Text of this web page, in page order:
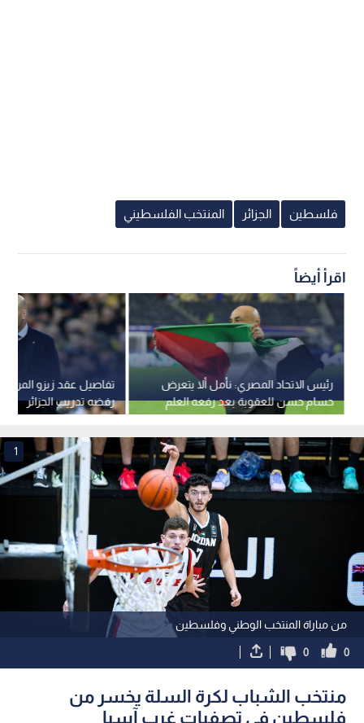
فلسطين الجزائر المنتخب الفلسطيني
اقرأ أيضاً
تفاصيل عقد زيزو
رفضه تدريب الجزائر
رئيس الاتحاد المصري: نأمل ألا يتعرض
حسام حسن للعقوبة بعد رفعه العلم
الفلسطيني في مونديال 2026
من مباراة المنتخب الوطني وفلسطين
1
0
0
منتخب الشباب لكرة السلة يخسر من
فلسطين في تصفيات غرب آسيا